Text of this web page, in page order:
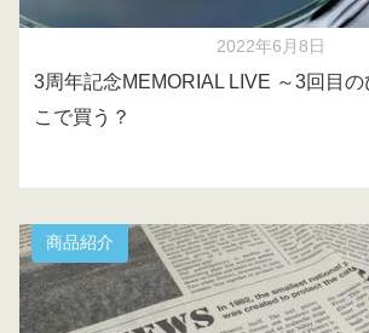
2022年6月8日
3周年記念MEMORIAL LIVE ～3回目
こで買う？
商品紹介